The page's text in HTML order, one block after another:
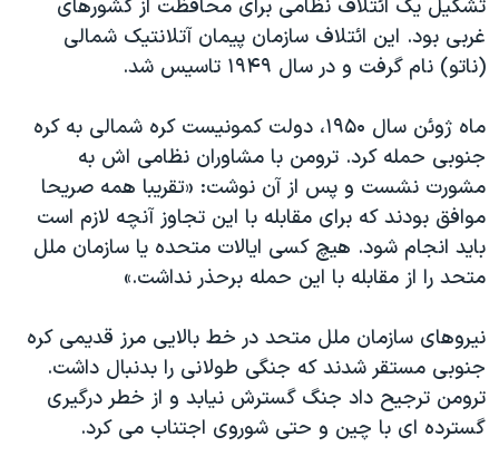
تشکیل یک ائتلاف نظامی برای محافظت از کشورهای
غربی بود. این ائتلاف سازمان پیمان آتلانتیک شمالی
(ناتو) نام گرفت و در سال ۱۹۴۹ تاسیس شد.
ماه ژوئن سال ۱۹۵۰، دولت کمونیست کره شمالی به کره
جنوبی حمله کرد. ترومن با مشاوران نظامی اش به
مشورت نشست و پس از آن نوشت: «تقریبا همه صریحا
موافق بودند که برای مقابله با این تجاوز آنچه لازم است
بايد انجام شود. هیچ کسی ایالات متحده یا سازمان ملل
متحد را از مقابله با این حمله برحذر نداشت.»
نیروهای سازمان ملل متحد در خط بالایی مرز قدیمی کره
جنوبی مستقر شدند که جنگی طولانی را بدنبال داشت.
ترومن ترجیح داد جنگ گسترش نیابد و از خطر درگیری
گسترده ای با چین و حتی شوروی اجتناب می کرد.